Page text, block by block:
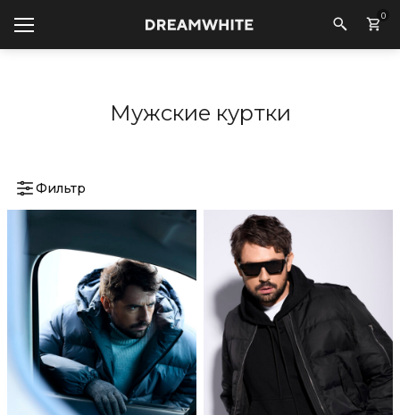
0
Мужские куртки
Фильтр